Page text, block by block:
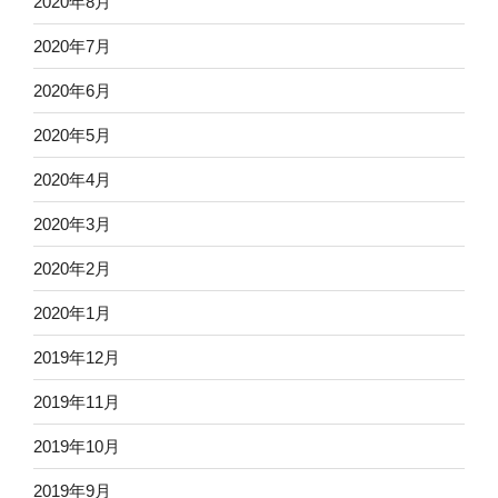
2020年7月
2020年6月
2020年5月
2020年4月
2020年3月
2020年2月
2020年1月
2019年12月
2019年11月
2019年10月
2019年9月